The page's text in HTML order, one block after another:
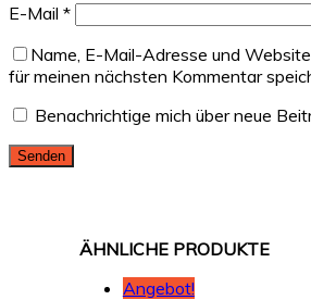
E-Mail *
Name, E-Mail-Adresse und
für meinen nächsten Kommentar
Benachrichtige mich über neue
Angebot!